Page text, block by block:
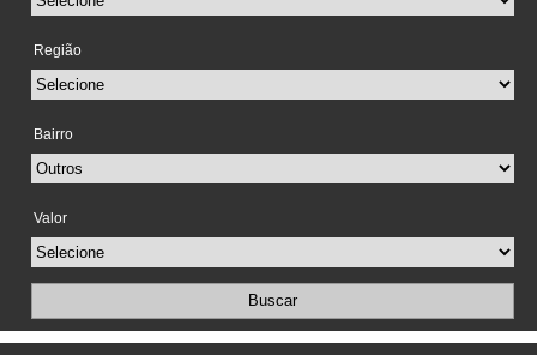
Região
Bairro
Valor
Buscar